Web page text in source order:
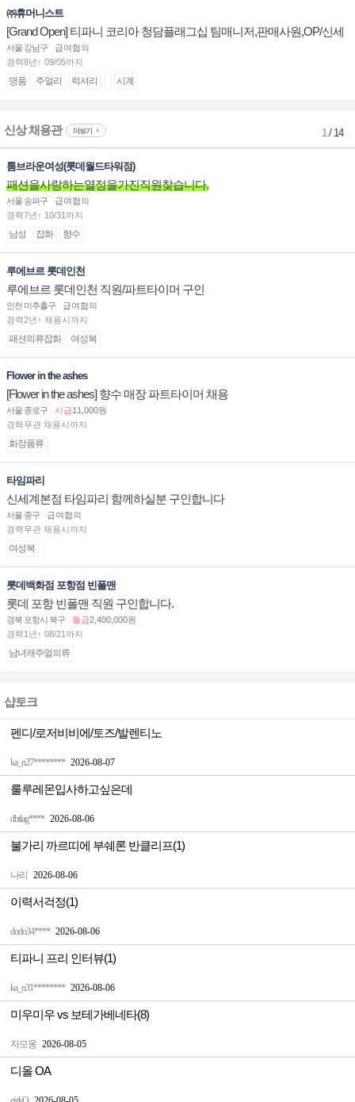
㈜휴머니스트
[Grand Open] 티파니 코리아 청담플래그십 팀매니저,판매사원,OP/신세
계대전 판매사원 채용
서울 강남구
급여협의
경력8년↑ 09/05까지
명품 주얼리 럭셔리 시계
신상 채용관 더보기 1/ 14
톰브라운여성(롯데월드타워점)
패션을사랑하는열정을가진직원찾습니다.
서울 송파구
급여협의
경력7년↑ 10/31까지
남성 잡화 향수
루에브르 롯데인천
루에브르 롯데인천 직원/파트타이머 구인
인천 미추홀구
급여협의
경력2년↑ 채용시까지
패션의류잡화 여성복
Flower in the ashes
[Flower in the ashes] 향수 매장 파트타이머 채용
서울 종로구 시급11,000원
경력무관 채용시까지
화장품류
타임파리
신세계본점 타임파리 함께하실분 구인합니다
서울 중구
급여협의
경력무관 채용시까지
여성복
롯데백화점 포항점 빈폴맨
롯데 포항 빈폴맨 직원 구인합니다.
경북 포항시 북구 월급2,400,000원
경력1년↑ 08/21까지
남녀캐주얼의류
샵토크
ka_n27******** 2026-08-07
펜디/로저비비에/토즈/발렌티노
dbtlag**** 2026-08-06
룰루레몬입사하고싶은데
나리 2026-08-06
불가리 까르띠에 부쉐론 반클리프(1)
dodo34**** 2026-08-06
이력서걱정(1)
ka_n31******** 2026-08-06
티파니 프리 인터뷰(1)
자모옹 2026-08-05
미우미우 vs 보테가베네타(8)
디올 OA